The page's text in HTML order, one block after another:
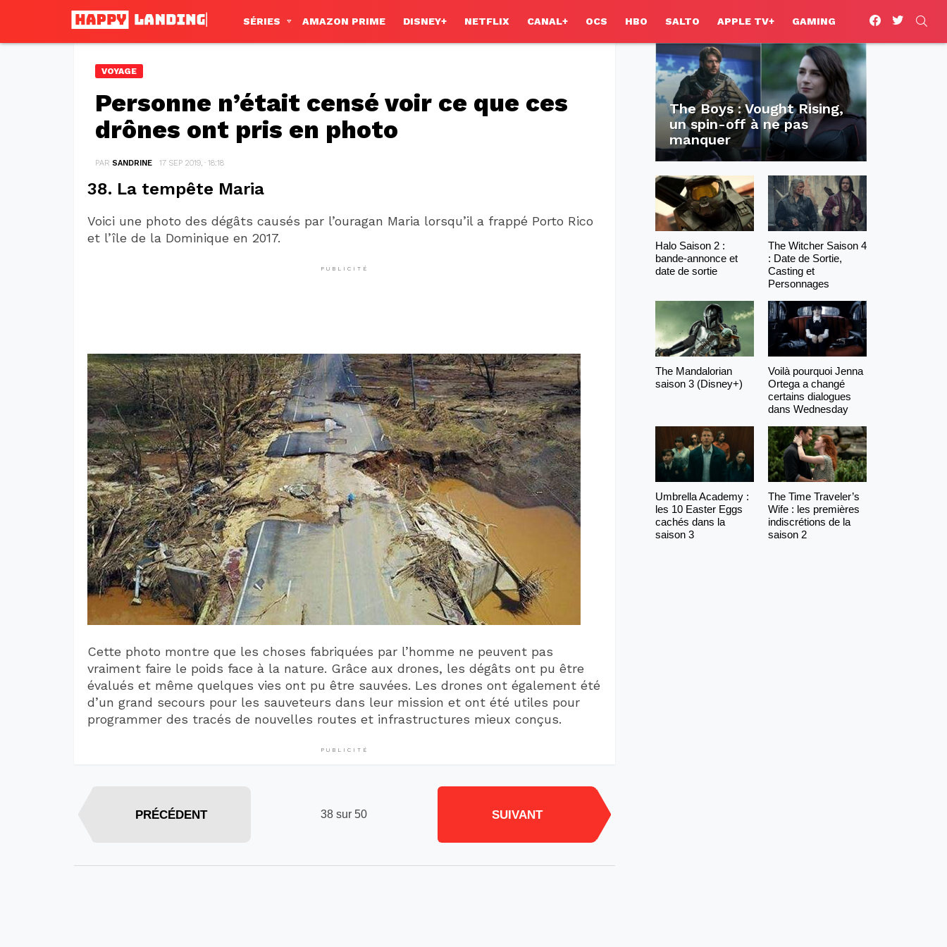
SÉRIES AMAZON PRIME DISNEY+ NETFLIX CANAL+ OCS HBO SALTO APPLE TV+ GAMING
facebooktwitter
VOYAGE
Personne n’était censé voir ce que ces
drônes ont pris en photo
PAR SANDRINE 17 SEP 2019, · 18:18
38. La tempête Maria
Voici une photo des dégâts causés par l’ouragan Maria lorsqu’il a frappé Porto Rico
et l’île de la Dominique en 2017.
PUBLICITÉ
Cette photo montre que les choses fabriquées par l’homme ne peuvent pas
vraiment faire le poids face à la nature. Grâce aux drones, les dégâts ont pu être
évalués et même quelques vies ont pu être sauvées. Les drones ont également été
d’un grand secours pour les sauveteurs dans leur mission et ont été utiles pour
programmer des tracés de nouvelles routes et infrastructures mieux conçus.
PUBLICITÉ
38 sur 50
PRÉCÉDENT SUIVANT
The Boys : Vought Rising,
un spin-off à ne pas
manquer
Halo Saison 2 :
bande-annonce et
date de sortie
The Witcher Saison 4
: Date de Sortie,
Casting et
Personnages
The Mandalorian
saison 3 (Disney+)
Voilà pourquoi Jenna
Ortega a changé
certains dialogues
dans Wednesday
Umbrella Academy :
les 10 Easter Eggs
cachés dans la
saison 3
The Time Traveler’s
Wife : les premières
indiscrétions de la
saison 2